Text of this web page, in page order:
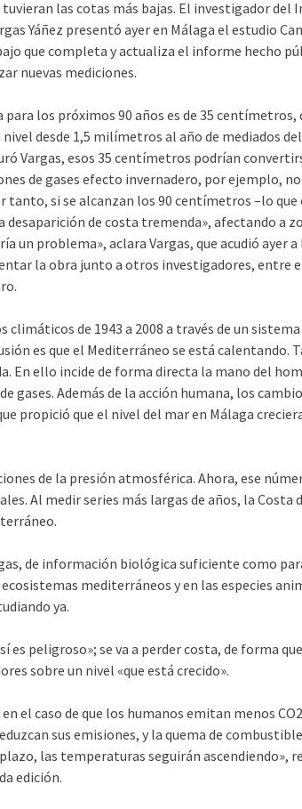
las cotas más bajas. El investigador del
Yáñez presentó ayer en Málaga el estudio
que completa y actualiza el informe hecho
nuevas mediciones.
los próximos 90 años es de 35 centímetros,
desde 1,5 milímetros al año de mediados
Vargas, esos 35 centímetros podrían
de gases efecto invernadero, por ejemplo,
tanto, si se alcanzan los 90 centímetros –lo
desaparición de costa tremenda», afectando a
un problema», aclara Vargas, que acudió ayer
la obra junto a otros investigadores, entre
climáticos de 1943 a 2008 a través de un
es que el Mediterráneo se está calentando.
En ello incide de forma directa la mano del
gases. Además de la acción humana, los
propició que el nivel del mar en Málaga
de la presión atmosférica. Ahora, ese
Al medir series más largas de años, la Costa
de información biológica suficiente como
mediterráneos y en las especies
ya.
es peligroso»; se va a perder costa, de forma
sobre un nivel «que está crecido».
el caso de que los humanos emitan menos
sus emisiones, y la quema de
las temperaturas seguirán ascendiendo»,
edición.